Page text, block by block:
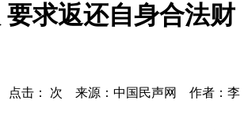
求返还自身合法财
点击： 次 来源：中国民声网 作者：李